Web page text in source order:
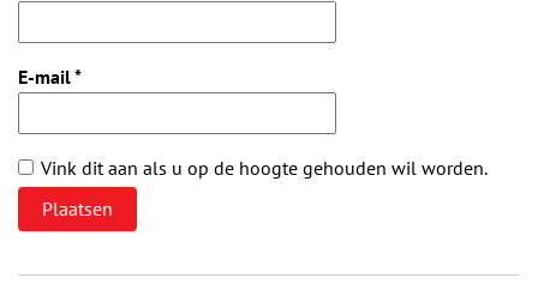
E-mail*
Vink dit aan als u op de hoogte gehouden wil worden.